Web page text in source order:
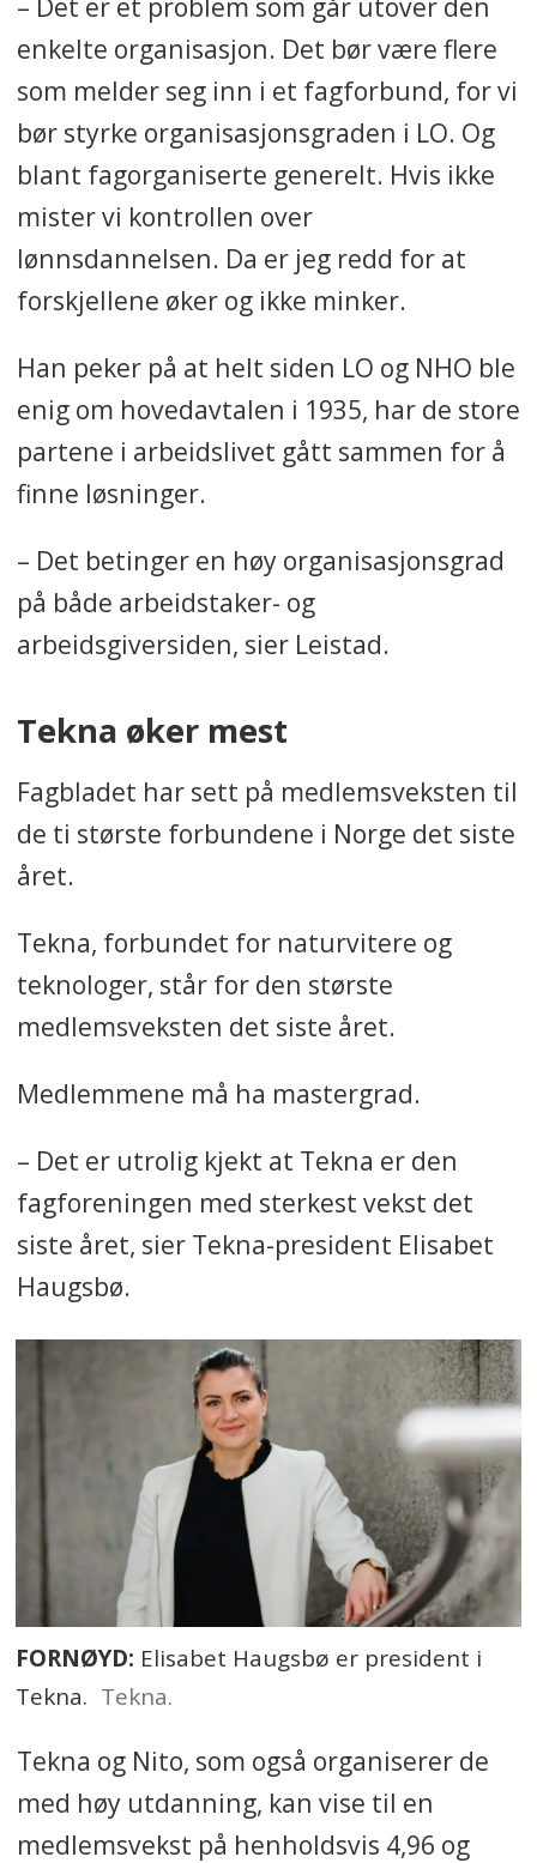
enkelte organisasjon. Det bør være flere
som melder seg inn i et fagforbund, for vi
bør styrke organisasjonsgraden i LO. Og
blant fagorganiserte generelt. Hvis ikke
mister vi kontrollen over
lønnsdannelsen. Da er jeg redd for at
forskjellene øker og ikke minker.
Han peker på at helt siden LO og NHO ble
enig om hovedavtalen i 1935, har de store
partene i arbeidslivet gått sammen for å
finne løsninger.
– Det betinger en høy organisasjonsgrad
på både arbeidstaker- og
arbeidsgiversiden, sier Leistad.
Tekna øker mest
Fagbladet har sett på medlemsveksten til
de ti største forbundene i Norge det siste
året.
Tekna, forbundet for naturvitere og
teknologer, står for den største
medlemsveksten det siste året.
Medlemmene må ha mastergrad.
– Det er utrolig kjekt at Tekna er den
fagforeningen med sterkest vekst det
siste året, sier Tekna-president Elisabet
Haugsbø.
FORNØYD: Elisabet Haugsbø er president i
Tekna. Tekna.
Tekna og Nito, som også organiserer de
med høy utdanning, kan vise til en
medlemsvekst på henholdsvis 4,96 og